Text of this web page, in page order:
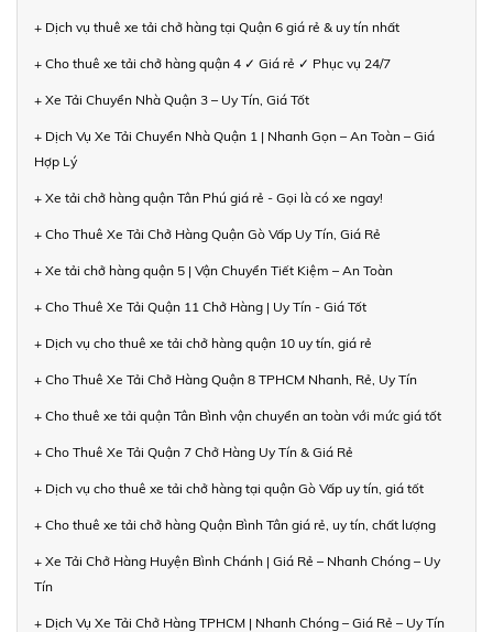
+ Dịch vụ thuê xe tải chở hàng tại Quận 6 giá rẻ & uy tín nhất
+ Cho thuê xe tải chở hàng quận 4 ✓ Giá rẻ ✓ Phục vụ 24/7
+ Xe Tải Chuyển Nhà Quận 3 – Uy Tín, Giá Tốt
+ Dịch Vụ Xe Tải Chuyển Nhà Quận 1 | Nhanh Gọn – An Toàn – Giá
Hợp Lý
+ Xe tải chở hàng quận Tân Phú giá rẻ - Gọi là có xe ngay!
+ Cho Thuê Xe Tải Chở Hàng Quận Gò Vấp Uy Tín, Giá Rẻ
+ Xe tải chở hàng quận 5 | Vận Chuyển Tiết Kiệm – An Toàn
+ Cho Thuê Xe Tải Quận 11 Chở Hàng | Uy Tín - Giá Tốt
+ Dịch vụ cho thuê xe tải chở hàng quận 10 uy tín, giá rẻ
+ Cho Thuê Xe Tải Chở Hàng Quận 8 TPHCM Nhanh, Rẻ, Uy Tín
+ Cho thuê xe tải quận Tân Bình vận chuyển an toàn với mức giá tốt
+ Cho Thuê Xe Tải Quận 7 Chở Hàng Uy Tín & Giá Rẻ
+ Dịch vụ cho thuê xe tải chở hàng tại quận Gò Vấp uy tín, giá tốt
+ Cho thuê xe tải chở hàng Quận Bình Tân giá rẻ, uy tín, chất lượng
+ Xe Tải Chở Hàng Huyện Bình Chánh | Giá Rẻ – Nhanh Chóng – Uy
Tín
+ Dịch Vụ Xe Tải Chở Hàng TPHCM | Nhanh Chóng – Giá Rẻ – Uy Tín